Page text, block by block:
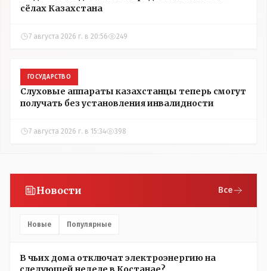
сёлах Казахстана
7 августа 2026 г. в 20:56 249
ГОСУДАРСТВО
Слуховые аппараты казахстанцы теперь смогут
получать без установления инвалидности
7 августа 2026 г. в 15:34 398
Новости Все
Новые Популярные
В чьих дома отключат электроэнергию на